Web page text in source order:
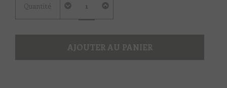
Quantité
de
Statement
1
AJOUTER AU PANIER